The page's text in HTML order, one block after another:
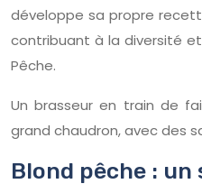
développe sa propre
contribuant à la diversité
Pêche.
Un brasseur en train de
grand chaudron, avec des
Blond pêche : un